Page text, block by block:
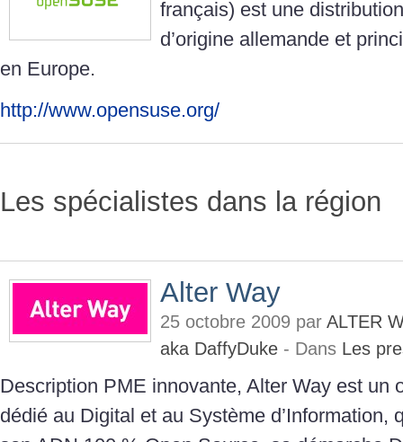
français) est une
d’origine allemande et
en Europe.
http://www.opensuse.org/
Les spécialistes dans la région
Alter Way
25 octobre 2009 par ALTER
aka DaffyDuke - Dans Les
Description PME innovante, Alter Way est un
dédié au Digital et au Système d’Information,